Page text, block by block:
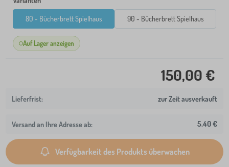
80 - Bücherbrett Spielhaus 90 - Bücherbrett Spielhaus
Auf Lager anzeigen
150,00 €
zur Zeit ausverkauft
Versand an Ihre Adresse ab: 5,40 €
Verfügbarkeit des Produkts überwachen